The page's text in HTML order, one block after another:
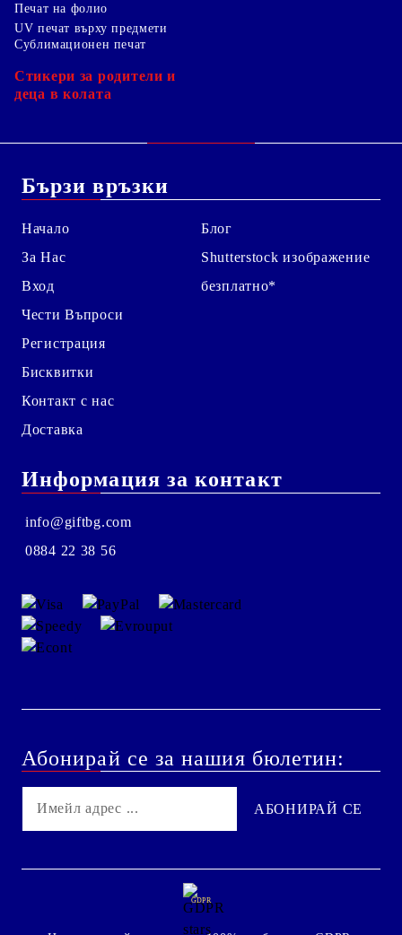
Печат на фолио
UV печат върху предмети
Сублимационен печат
Стикери за родители и
деца в колата
Бързи връзки
Начало
За Нас
Вход
Чести Въпроси
Регистрация
Бисквитки
Контакт с нас
Доставка
Блог
Shutterstock изображение
безплатно*
Информация за контакт
info@giftbg.com
0884 22 38 56
Абонирай се за нашия бюлетин:
GDPR